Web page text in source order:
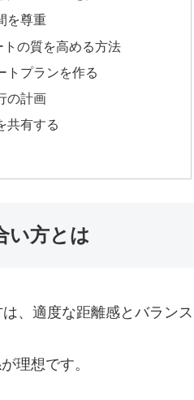
を尊重
の質を高める方法
トプランを作る
の計画
共有する
い方とは
、適度な距離感とバランス
理想です。